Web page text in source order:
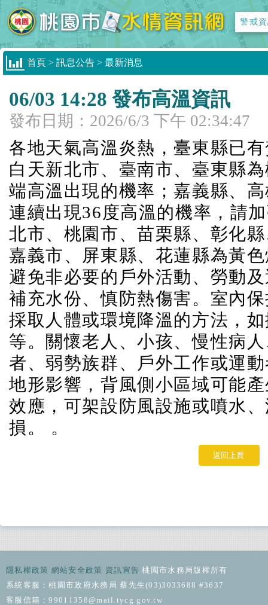
警戒
首頁 > 訊息公告 > 最新消息
06/03 14:28 發布高溫資訊
發布日期： 2026/6/3 下午 02:34:47
各地天氣高溫炎熱，臺東縣已
白天新北市、臺南市、臺東縣
端高溫出現的機率；嘉義縣、
連續出現36度高溫的機率，請
北市、桃園市、苗栗縣、彰化
嘉義市、屏東縣、花蓮縣為黃
避免非必要的戶外活動、勞動
補充水份、慎防熱傷害。室內
採取人體或環境降溫的方法，
等。關懷老人、小孩、慢性病
者、弱勢族群、戶外工作或運
地形影響，背風側小區域可能
效應，可架設防風設施或噴水
損。 。
返回上頁
隱私權政策 網站安全政策 資訊宣告 桃園市水務局版權所有
系統客服：桃園市政府水務局 蔡先生(03)3033688 #3637
客服信箱：99011358@mail.tycg.gov.tw